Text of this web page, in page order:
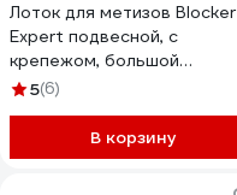
Лоток для метизов Blocker
Expert подвесной, с
крепежом, большой
BR394710026 33733
5(6)
В корзину